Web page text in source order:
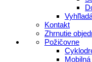
Kontakt
Zhrnutie
Požičovne